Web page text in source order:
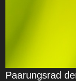
Paarungsrad